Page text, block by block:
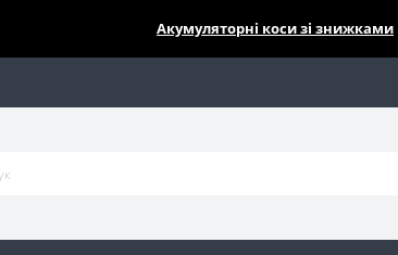
Акумуляторні коси зі знижками